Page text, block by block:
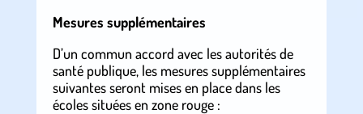
Mesures supplémentaires
D’un commun accord avec les autorités de
santé publique, les mesures supplémentaires
suivantes seront mises en place dans les
écoles situées en zone rouge :